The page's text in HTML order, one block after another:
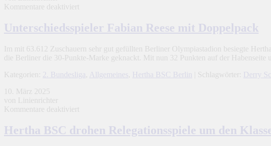
Kommentare deaktiviert
Fabian
Reese
Doppelpack
Unterschiedsspieler Fabian Reese mit Doppelpack
Im mit 63.612 Zuschauern sehr gut gefüllten Berliner Olympiastadion besiegte
die Berliner die 30-Punkte-Marke geknackt. Mit nun 32 Punkten auf der Habenseite
Kategorien:
2. Bundesliga Allgemeines Hertha BSC Berlin | Schlagwörter: Derry
10. März 2025
von Linienrichter
Kommentare deaktiviert
BSC
drohen
Hertha BSC drohen Relegationsspiele um den